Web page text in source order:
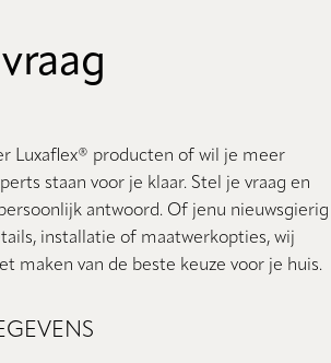
Luxaflex® producten of wil je meer
staan ​​voor je klaar. Stel je vraag en
antwoord. Of jenu nieuwsgierig
installatie of maatwerkopties, wij
maken van de beste keuze voor je huis.